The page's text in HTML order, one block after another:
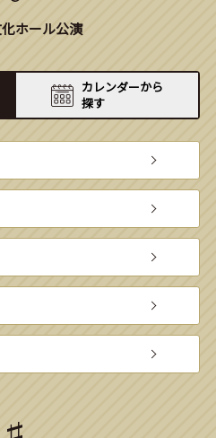
ホール公演
カレンダーから
探す